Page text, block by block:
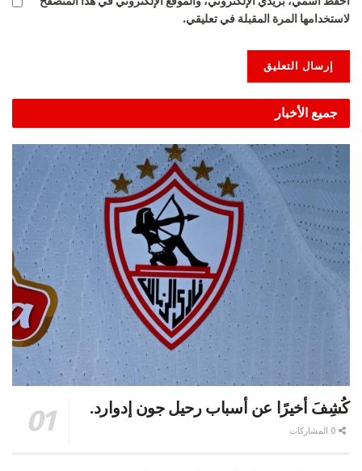
لاستخدامها المرة المقبلة في تعليقي.
Alternative:
جميع الأخبار
كُشِفَ أخيرًا عن أسباب رحيل جون إدوارد.